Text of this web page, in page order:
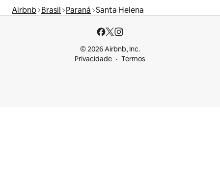
Airbnb Brasil Paraná Santa Helena
© 2026 Airbnb, Inc.
Privacidade
Termos